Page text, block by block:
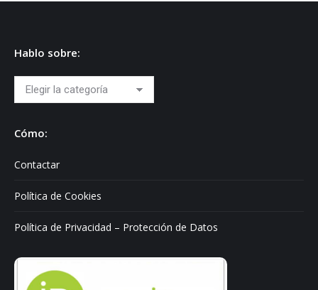
Hablo sobre:
Hablo
sobre:
Cómo:
Contactar
Política de Cookies
Política de Privacidad – Protección de Datos